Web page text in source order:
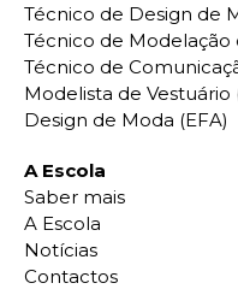
Técnico de Design de
Técnico de Modelação
Técnico de
Modelista de Vestuário
Design de Moda (EFA)
A Escola
Saber mais
A Escola
Notícias
Contactos